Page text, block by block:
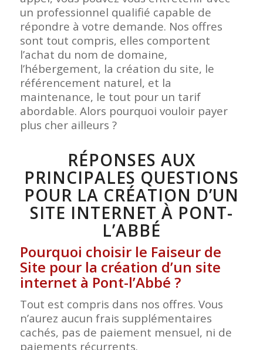
un professionnel qualifié capable de
répondre à votre demande. Nos offres
sont tout compris, elles comportent
l’achat du nom de domaine,
l’hébergement, la création du site, le
référencement naturel, et la
maintenance, le tout pour un tarif
abordable. Alors pourquoi vouloir payer
plus cher ailleurs ?
RÉPONSES AUX
PRINCIPALES QUESTIONS
POUR LA CRÉATION D’UN
SITE INTERNET À PONT-
L’ABBÉ
Pourquoi choisir le Faiseur de
Site pour la création d’un site
internet à Pont-l’Abbé ?
Tout est compris dans nos offres. Vous
n’aurez aucun frais supplémentaires
cachés, pas de paiement mensuel, ni de
paiements récurrents.